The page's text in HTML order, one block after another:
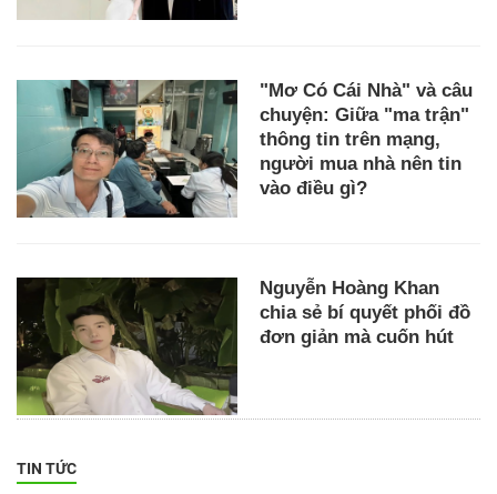
"Mơ Có Cái Nhà" và câu
chuyện: Giữa "ma trận"
thông tin trên mạng,
người mua nhà nên tin
vào điều gì?
Nguyễn Hoàng Khan
chia sẻ bí quyết phối đồ
đơn giản mà cuốn hút
TIN TỨC